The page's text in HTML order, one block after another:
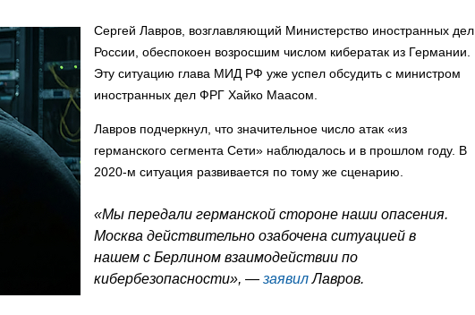
Сергей Лавров, возглавляющий Министерство иностранных дел
России, обеспокоен возросшим числом кибератак из Германии.
Эту ситуацию глава МИД РФ уже успел обсудить с министром
иностранных дел ФРГ Хайко Маасом.
Лавров подчеркнул, что значительное число атак «из
германского сегмента Сети» наблюдалось и в прошлом году. В
2020-м ситуация развивается по тому же сценарию.
«Мы передали германской стороне наши опасения.
Москва действительно озабочена ситуацией в
нашем с Берлином взаимодействии по
кибербезопасности», — заявилЛавров.